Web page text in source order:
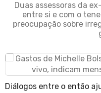
Duas assessoras da
entre si e com o
preocupação sobre
Diálogos entre o então